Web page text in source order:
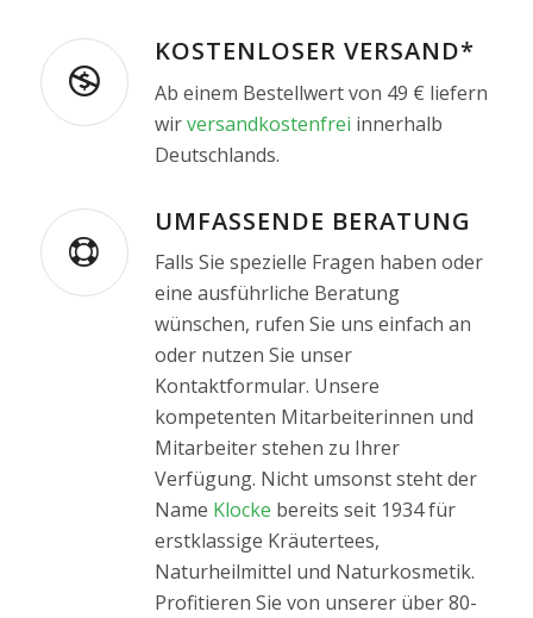
KOSTENLOSER VERSAND*
Ab einem Bestellwert von 49 € liefern
wirversandkostenfrei innerhalb
Deutschlands.
UMFASSENDE BERATUNG
Falls Sie spezielle Fragen haben oder
eine ausführliche Beratung
wünschen, rufen Sie uns einfach an
oder nutzen Sie unser
Kontaktformular. Unsere
kompetenten Mitarbeiterinnen und
Mitarbeiter stehen zu Ihrer
Verfügung. Nicht umsonst steht der
Name Klocke bereits seit 1934 für
erstklassige Kräutertees,
Naturheilmittel und Naturkosmetik.
Profitieren Sie von unserer über 80-